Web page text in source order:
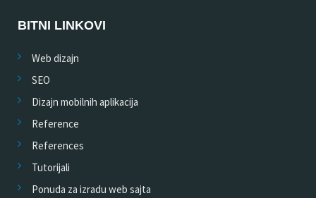
BITNI LINKOVI
Web dizajn
SEO
Dizajn mobilnih aplikacija
Reference
References
Tutorijali
Ponuda za izradu web sajta